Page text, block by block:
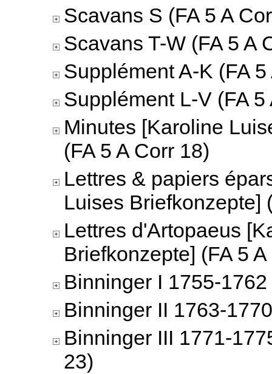
Scavans S (FA 5 A
Scavans T-W (FA 5 A
Supplément A-K (FA
Supplément L-V (FA 5
Minutes [Karoline
(FA 5 A Corr 18)
Lettres & papiers
Luises Briefkonzepte]
Lettres d'Artopaeus
Briefkonzepte] (FA 5
Binninger I 1755-
Binninger II 1763-
Binninger III 1771-
23)